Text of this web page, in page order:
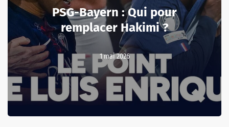
PSG-Bayern : Qui pour
remplacer Hakimi ?
1 mai 2026